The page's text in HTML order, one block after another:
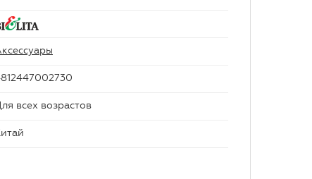
всех возрастов